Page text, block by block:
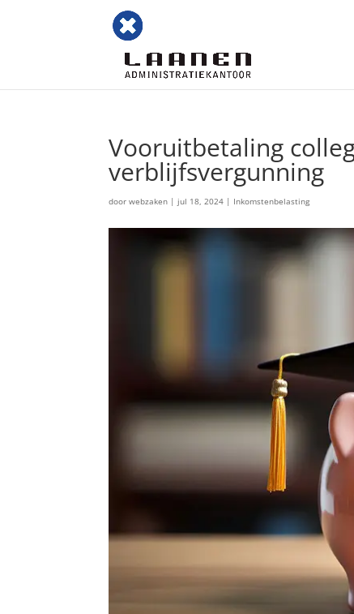
Vooruitbetaling
verblijfsvergunning
doorwebzaken | jul 18, 2024 | Inkomstenbelasting